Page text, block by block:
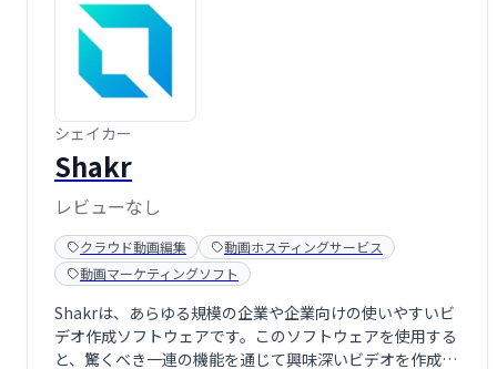
シェイカー
Shakr
レビューなし
クラウド動画編集
動画ホスティングサービス
動画マーケティングソフト
Shakrは、あらゆる規模の企業や企業向けの使いやすいビ
デオ作成ソフトウェアです。このソフトウェアを使用する
と、驚くべき一連の機能を通じて興味深いビデオを作成で